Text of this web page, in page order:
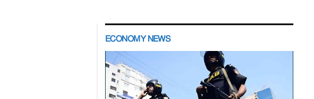
ECONOMY NEWS